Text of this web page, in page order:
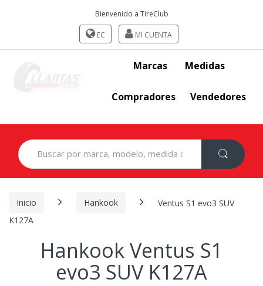
Bienvenido a TireClub
EC MI CUENTA
Marcas Medidas
Compradores Vendedores
Search
for:
Inicio Hankook
Ventus S1 evo3 SUV
K127A
Hankook Ventus S1
evo3 SUV K127A